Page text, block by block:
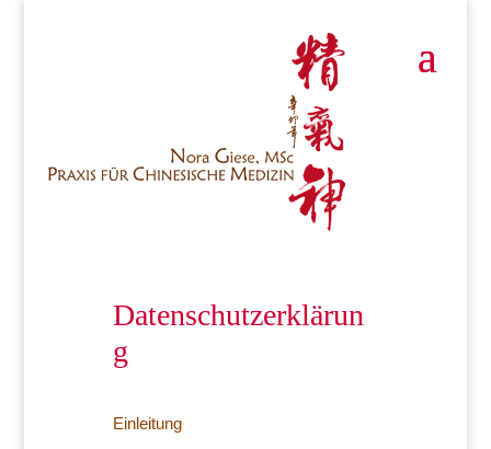
Datenschutzerklärun
g
Einleitung